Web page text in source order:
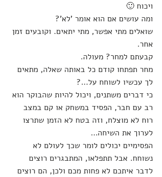
ויכוח 🙂
ומה עושים אם הוא אומר 'לא'?
שואלים מתי אפשר, מתי יתאים. וקובעים זמן
אחר.
קבעתם למחר? מעולה.
מחר תפתחו קודם כל באותה שאלה, מתאים
לך עכשיו לשוחח על…?
כי דברים משתנים, ויכול להיות שהבוקר הוא
רב עם חבר, הפסיד במשחק או קם במצב
רוח לא מוצלח, וזה בטח לא הזמן שתרצו
לערוך את השיחה…
הפסימיים יכולים לומר שכך לעולם לא
נשוחח. אבל תתפלאו, המתבגרים רוצים
לדבר איתכם לא פחות מכם ולכן, הם רוצים